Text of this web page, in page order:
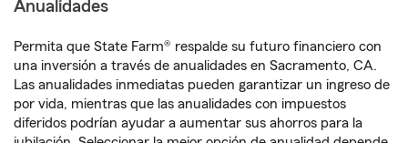
Anualidades
Permita que State Farm® respalde su futuro financiero con
una inversión a través de anualidades en Sacramento, CA.
Las anualidades inmediatas pueden garantizar un ingreso de
por vida, mientras que las anualidades con impuestos
diferidos podrían ayudar a aumentar sus ahorros para la